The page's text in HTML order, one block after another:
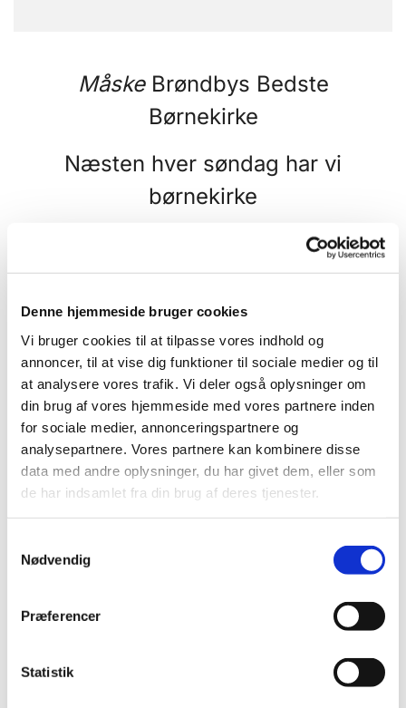
Denne hjemmeside bruger cookies
Vi bruger cookies til at tilpasse vores indhold og
annoncer, til at vise dig funktioner til sociale medier og til
at analysere vores trafik. Vi deler også oplysninger om
din brug af vores hjemmeside med vores partnere inden
for sociale medier, annonceringspartnere og
analysepartnere. Vores partnere kan kombinere disse
data med andre oplysninger, du har givet dem, eller som
de har indsamlet fra din brug af deres tjenester.
Nødvendig
Præferencer
Statistik
MåskeBrøndbys Bedste
Børnekirke
Næsten hver søndag har vi
børnekirke
sætte sig,
enten på de almindelige rækker
eller bagerst i kirken i
børnehjørnet.
Ved anden salme, tager søde
frivillige de børn der har lyst med
ind i en af salene for at male,
tegne eller andet sjovt, så som at
høre historier fra Biblen.
Lige efter prædiken vender alle